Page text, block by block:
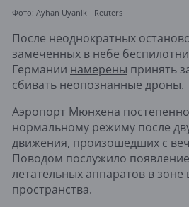
Фото: Ayhan Uyanik - Reuters
После неоднократных
замеченных в небе
Германии намерены принять
сбивать неопознанные дроны.
Аэропорт Мюнхена
нормальному режиму после
движения, произошедших с
Поводом послужило
летательных аппаратов в зоне
пространства.